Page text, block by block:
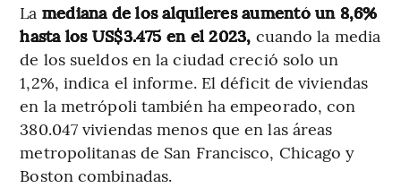
La mediana de los alquileres aumentó un 8,6%
hasta los US$3.475 en el 2023, cuando la media
de los sueldos en la ciudad creció solo un
1,2%, indica el informe. El déficit de viviendas
en la metrópoli también ha empeorado, con
380.047 viviendas menos que en las áreas
metropolitanas de San Francisco, Chicago y
Boston combinadas.